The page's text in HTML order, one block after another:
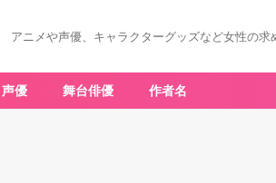
アニメや声優、キャラクターグッズなど女性の求
声優 舞台俳優 作者名